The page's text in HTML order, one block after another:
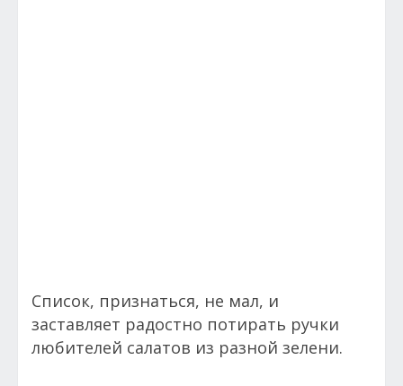
Список, признаться, не мал, и
заставляет радостно потирать ручки
любителей салатов из разной зелени.